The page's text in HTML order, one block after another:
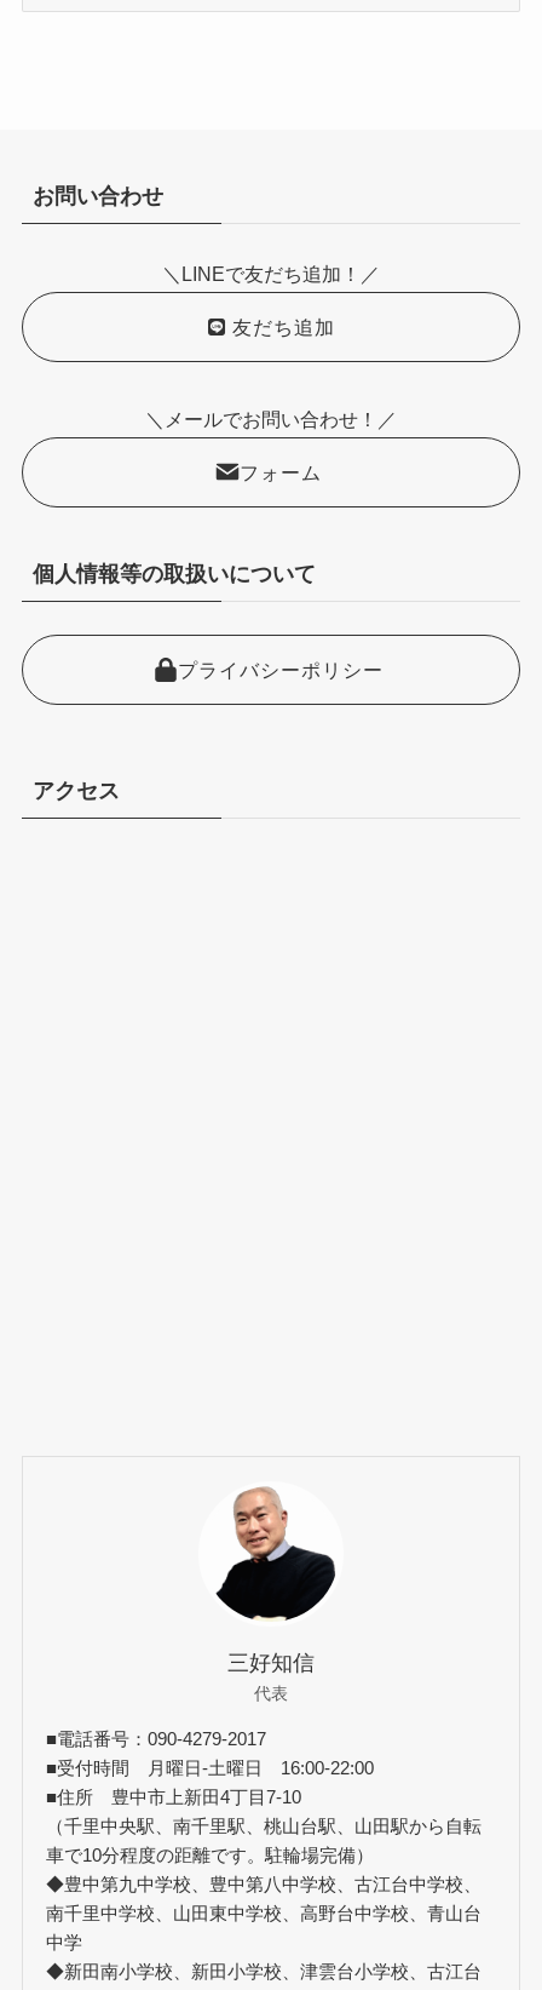
お問い合わせ
＼LINEで友だち追加！／
友だち追加
＼メールでお問い合わせ！／
フォーム
個人情報等の取扱いについて
プライバシーポリシー
アクセス
三好知信
代表
■電話番号：090-4279-2017
■受付時間 月曜日-土曜日 16:00-22:00
■住所 豊中市上新田4丁目7-10
（千里中央駅、南千里駅、桃山台駅、山田駅から自転
車で10分程度の距離です。駐輪場完備）
◆豊中第九中学校、豊中第八中学校、古江台中学校、
南千里中学校、山田東中学校、高野台中学校、青山台
中学
◆新田南小学校、新田小学校、津雲台小学校、古江台